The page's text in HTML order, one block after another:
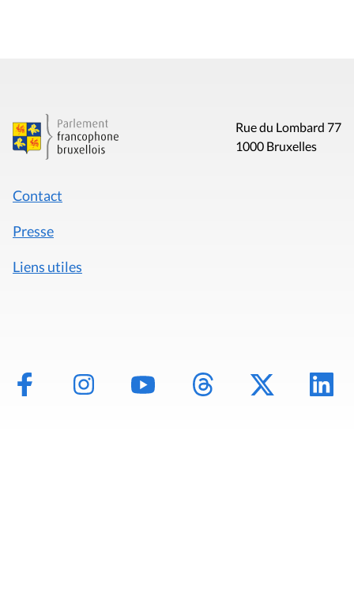
Rue du Lombard 77
1000 Bruxelles
Contact
Presse
Liens utiles